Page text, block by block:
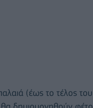
(έως το τέλος